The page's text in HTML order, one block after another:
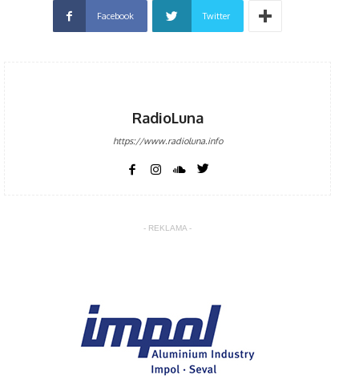
Facebook Twitter
RadioLuna
https://www.radioluna.info
- REKLAMA -